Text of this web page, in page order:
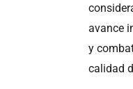
avance
y
calidad